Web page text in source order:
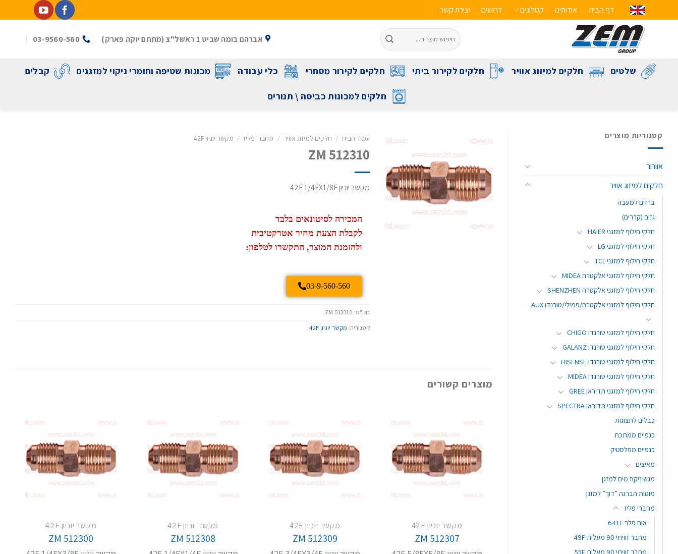
דף הבית אודותינו קטלוגים דרושים יצירת קשר
אברהם בומה שביט 1 ראשל"צ (מתחם יוקה פארק) 03-9560-560
שלטים חלקים למיזוג אוויר חלקים לקירור ביתי חלקים לקירור מסחרי כלי עבודה מכונות שטיפה וחומרי ניקוי למזגנים קבלים
חלקים למכונות כביסה \ תנורים
קטגוריות מוצרים
אוורור
חלקים למיזוג אוויר
ברזים למעבה
גזים (קררים)
חלקי חילוף למזגני HAIER
חלקי חילוף למזגני LG
חלקי חילוף למזגני TCL
חלקי חילוף למזגני אלקטרה MIDEA
חלקי חילוף למזגני אלקטרה SHENZHEN
חלקי חילוף למזגני אלקטרה/פמילי/טורנדו AUX
חלקי חילוף למזגני טורנדו CHIGO
חלקי חילוף למזגני טורנדו GALANZ
חלקי חילוף למזגני טורנדו HISENSE
חלקי חילוף למזגני טורנדו MIDEA
חלקי חילוף למזגני תדיראן GREE
חלקי חילוף למזגני תדיראן SPECTRA
כבלים לתצוגות
כנפיים ממתכת
כנפיים מפלסטיק
מאיצים
מגש ניקוז מים למזגן
מוטות הברגה ”דוך” למזגן
מחברי פליז
אום פלר 641F
מחבר זוויתי 90 מעלות 49F
מחבר זוויתי 90 מעלות 55F
עמוד הבית / חלקים למיזוג אוויר / מחברי פליז / מקשר יוניון 42F
ZM 512310
מקשר יוניון 42F 1/4FX1/8F
המכירה לסיטונאים בלבד
לקבלת הצעת מחיר אטרקטיבית
ולהזמנת המוצר, התקשרו לטלפון:
03-9-560-560
מק"ט: ZM 512310
קטגוריה: מקשר יוניון 42F
מוצרים קשורים
מקשר יוניון 42F
ZM 512307
מקשר יוניון 42F
ZM 512309
מקשר יוניון 42F
ZM 512308
מקשר יוניון 42F
ZM 512300